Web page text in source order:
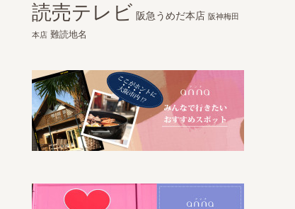
読売テレビ 阪急うめだ本店 阪神梅田
本店 難読地名